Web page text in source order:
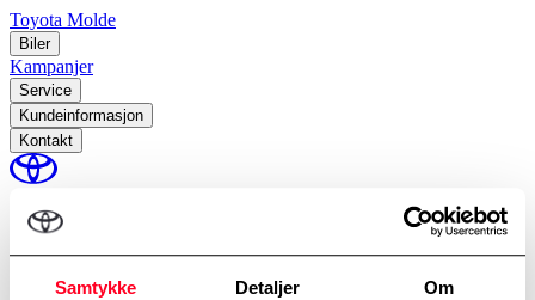
Samtykke Detaljer Om
Toyota Molde
Biler
Kampanjer
Service
Kundeinformasjon
Kontakt
perm_identity
Min Toyota